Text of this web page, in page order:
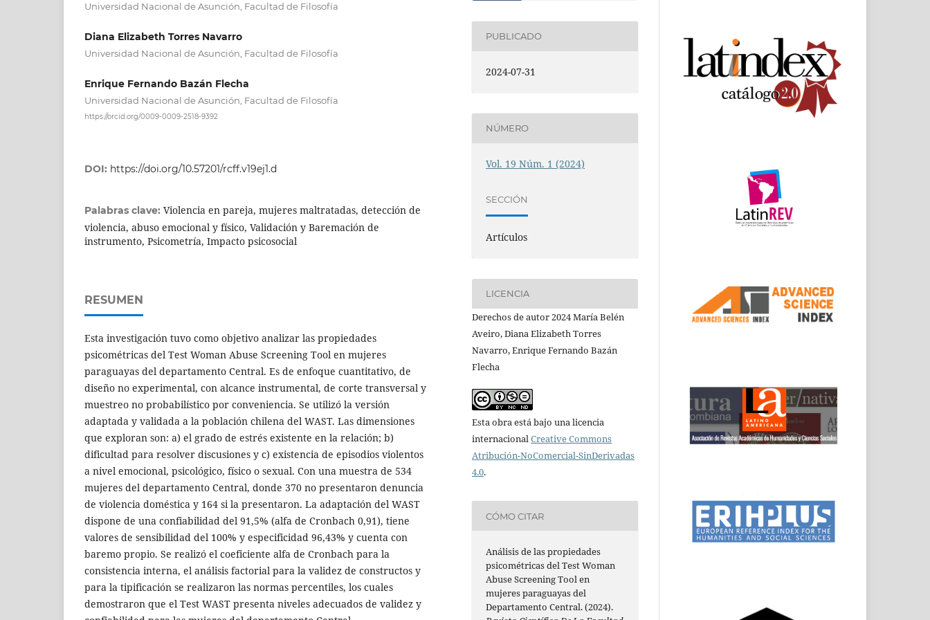
Universidad Nacional de Asunción, Facultad de Filosofía
Diana Elizabeth Torres Navarro
Universidad Nacional de Asunción, Facultad de Filosofía
Enrique Fernando Bazán Flecha
Universidad Nacional de Asunción, Facultad de Filosofía
https://orcid.org/0009-0009-2518-9392
DOI: https://doi.org/10.57201/rcff.v19ej1.d
Palabras clave: Violencia en pareja, mujeres maltratadas, detección de
violencia, abuso emocional y físico, Validación y Baremación de
instrumento, Psicometría, Impacto psicosocial
RESUMEN
Esta investigación tuvo como objetivo analizar las propiedades
psicométricas del Test Woman Abuse Screening Tool en mujeres
paraguayas del departamento Central. Es de enfoque cuantitativo, de
diseño no experimental, con alcance instrumental, de corte transversal y
muestreo no probabilístico por conveniencia. Se utilizó la versión
adaptada y validada a la población chilena del WAST. Las dimensiones
que exploran son: a) el grado de estrés existente en la relación; b)
dificultad para resolver discusiones y c) existencia de episodios violentos
a nivel emocional, psicológico, físico o sexual. Con una muestra de 534
mujeres del departamento Central, donde 370 no presentaron denuncia
de violencia doméstica y 164 si la presentaron. La adaptación del WAST
dispone de una confiabilidad del 91,5% (alfa de Cronbach 0,91), tiene
valores de sensibilidad del 100% y especificidad 96,43% y cuenta con
baremo propio. Se realizó el coeficiente alfa de Cronbach para la
consistencia interna, el análisis factorial para la validez de constructos y
para la tipificación se realizaron las normas percentiles, los cuales
demostraron que el Test WAST presenta niveles adecuados de validez y
PUBLICADO
2024-07-31
NÚMERO
Vol. 19 Núm. 1 (2024)
SECCIÓN
Artículos
LICENCIA
Derechos de autor 2024 María Belén
Aveiro, Diana Elizabeth Torres
Navarro, Enrique Fernando Bazán
Flecha
Esta obra está bajo una licencia
internacionalCreative Commons
Atribución-NoComercial-SinDerivadas
4.0.
CÓMO CITAR
Análisis de las propiedades
psicométricas del Test Woman
Abuse Screening Tool en
mujeres paraguayas del
Departamento Central. (2024).